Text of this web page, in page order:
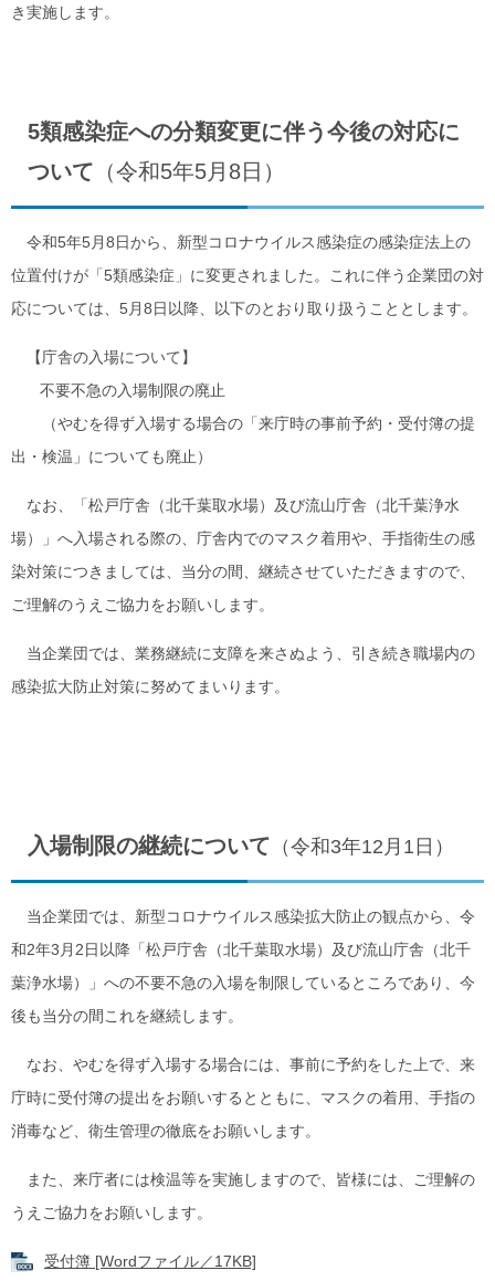
き実施します。
​5類感染症への分類変更に伴う今後の対応に
ついて （令和5年5月8日）
令和5年5月8日から、新型コロナウイルス感染症の感染症法上の
位置付けが「5類感染症」に変更されました。これに伴う企業団の対
応については、5月8日以降、以下のとおり取り扱うこととします。
【庁舎の入場について】
不要不急の入場制限の廃止
（やむを得ず入場する場合の「来庁時の事前予約・受付簿の提
出・検温」についても廃止）
なお、「松戸庁舎（北千葉取水場）及び流山庁舎（北千葉浄水
場）」へ入場される際の、庁舎内でのマスク着用や、手指衛生の感
染対策につきましては、当分の間、継続させていただきますので、
ご理解のうえご協力をお願いします。
当企業団では、業務継続に支障を来さぬよう、引き続き職場内の
感染拡大防止対策に努めてまいります。
入場制限の継続について （令和3年12月1日）
当企業団では、新型コロナウイルス感染拡大防止の観点から、令
和2年3月2日以降「松戸庁舎（北千葉取水場）及び流山庁舎（北千
葉浄水場）」への不要不急の入場を制限しているところであり、今
後も当分の間これを継続します。
なお、やむを得ず入場する場合には、事前に予約をした上で、来
庁時に受付簿の提出をお願いするとともに、マスクの着用、手指の
消毒など、衛生管理の徹底をお願いします。
また、来庁者には検温等を実施しますので、皆様には、ご理解の
うえご協力をお願いします。
受付簿 [Wordファイル／17KB]